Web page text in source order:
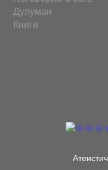
Дулуман
Книги